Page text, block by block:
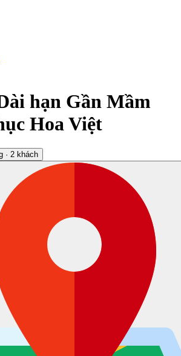
hạn Gần Mầm
Hoa Việt
· 2 khách